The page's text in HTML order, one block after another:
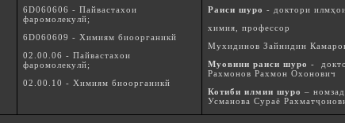
6D060606 - Пайвастахои
фаромолекулй;
6D060609 - Химиям биоорганикй
02.00.06 - Пайвастахои
фаромолекулй;
02.00.10 - Химиям биоорганикй
Раиси шуро - доктори илмҳ
химия ,профессор
Мухидинов Зайнидин
Муовини раиси шуро -
Рахмонов Рахмон Охонович
Котиби илмии шуро –
Усманова Сураё Рахматҷ